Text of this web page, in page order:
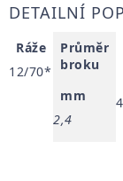
DETAILNÍ
Ráže
12/70*
Průměr
broku
mm
2,4